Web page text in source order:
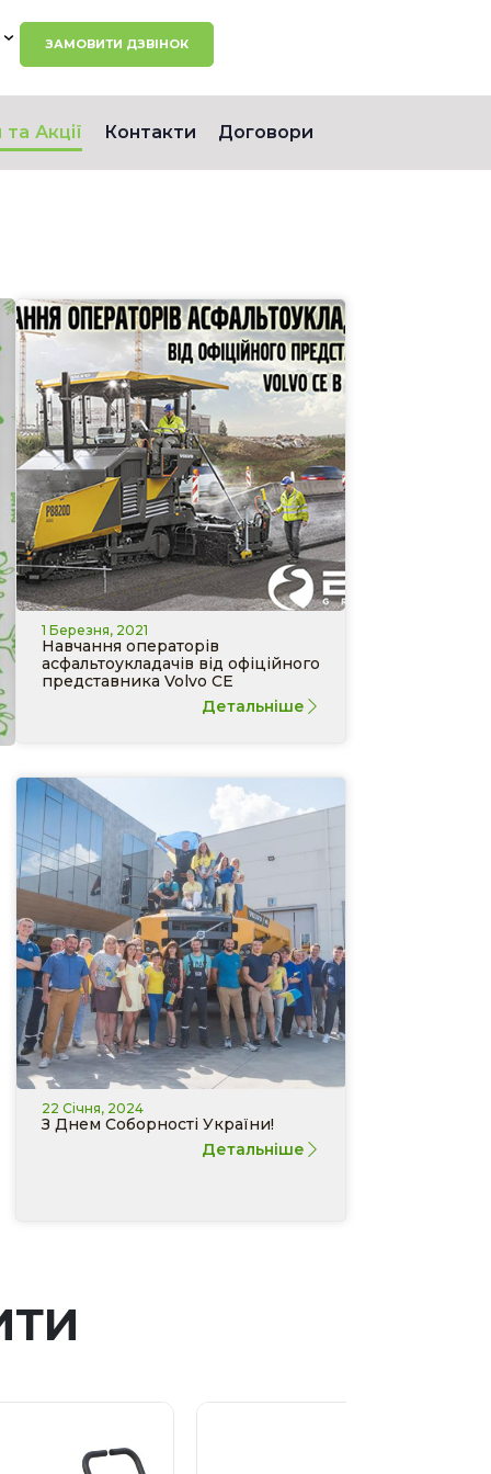
ЗАМОВИТИ ДЗВІНОК
Акції Контакти Договори
1 Березня, 2021
Навчання операторів
асфальтоукладачів від офіційного
представника Volvo CE
Детальніше
22 Січня, 2024
З Днем Соборності України!
Детальніше